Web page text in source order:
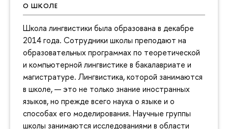
О ШКОЛЕ
Школа лингвистики была образована в декабре
2014 года. Сотрудники школы преподают на
образовательных программах по теоретической
и компьютерной лингвистике в бакалавриате и
магистратуре. Лингвистика, которой занимаются
в школе, — это не только знание иностранных
языков, но прежде всего наука о языке и о
способах его моделирования. Научные группы
школы занимаются исследованиями в области